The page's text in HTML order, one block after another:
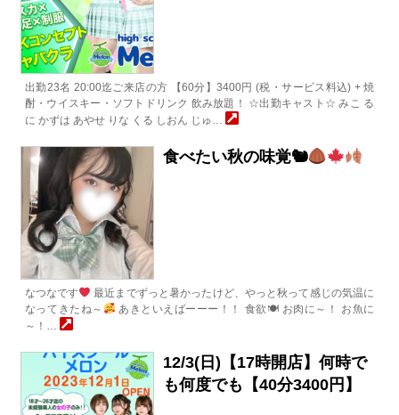
出勤23名 20:00迄ご来店の方 【60分】3400円 (税・サービス料込) + 焼
酎・ウイスキー・ソフトドリンク 飲み放題！ ☆出勤キャスト☆ みこ る
に かずは あやせ りな くる しおん じゅ…
食べたい秋の味覚🐿
なつなです
最近までずっと暑かったけど、やっと秋って感じの気温に
なってきたね～
あきといえばーーー！！ 食欲🍽 お肉に～！ お魚に
～！…
12/3(日)【17時開店】何時で
も何度でも【40分3400円】